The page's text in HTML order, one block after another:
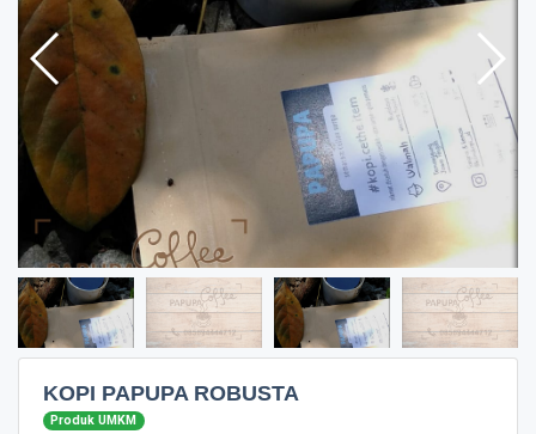
KOPI PAPUPA ROBUSTA
Produk UMKM